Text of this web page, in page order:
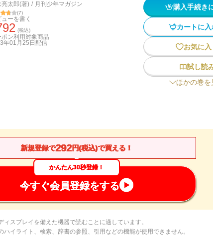
亮太郎(著) / 月刊少年マガジン
(7)
ューを書く
(税込)
ポン利用対象商品
年01月25日 配信
購入手続き
カートに入
お気に入
試し読
ほかの巻を
新規登録で292円(税込)で買える！
かんたん30秒登録！
今すぐ会員登録をする
スプレイを備えた機器で読むことに適しています。
イライト、検索、辞書の参照、引用などの機能が使用できません。